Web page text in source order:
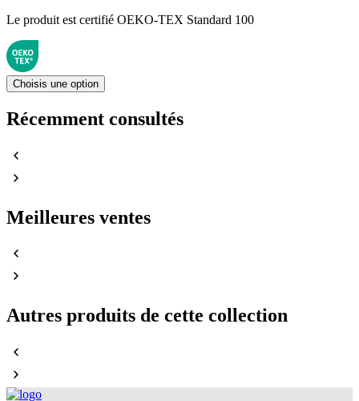
Le produit est certifié OEKO-TEX Standard 100
Choisis une option
Récemment consultés
Meilleures ventes
Autres produits de cette collection